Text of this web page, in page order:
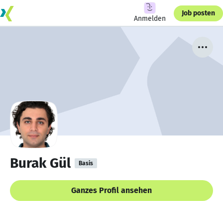
Anmelden
Job posten
Burak Gül Basis
Ganzes Profil ansehen